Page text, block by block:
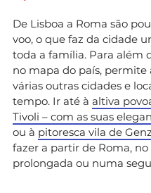
De Lisboa a Roma são
voo, o que faz da cidade
toda a família. Para além
no mapa do país, permite
várias outras cidades e
tempo. Ir até à altiva
Tivoli – com as suas
ou à pitoresca vila de
fazer a partir de Roma,
prolongada ou numa